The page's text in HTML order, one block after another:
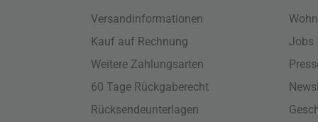
Versandinformationen
Kauf auf Rechnung
Weitere Zahlungsarten
60 Tage Rückgaberecht
Rücksendeunterlagen
Jobs